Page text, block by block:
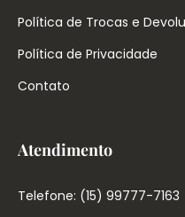
Política de Trocas e
Política de Privacidade
Contato
Atendimento
Telefone: (15) 99777-7163